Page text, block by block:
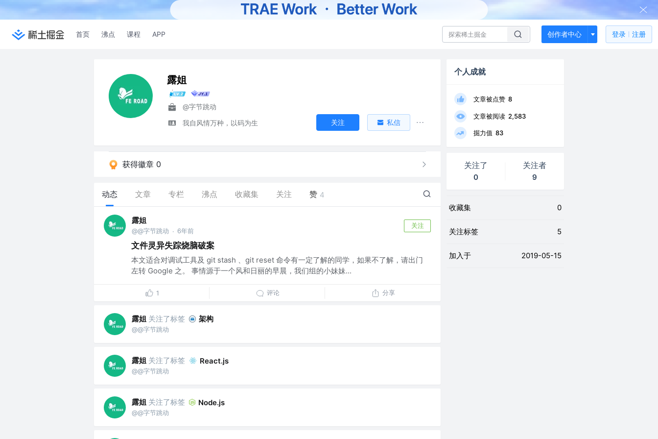
首页 沸点 课程 APP 创作者中心 登录 注册
露姐
@字节跳动
我自风情万种，以码为生
关注 私信
获得徽章 0
动态 文章 专栏 沸点 收藏集 关注 赞 4
露姐
@@字节跳动 · 6年前
关注
文件灵异失踪烧脑破案
本文适合对调试工具及 git stash 、git reset 命令有一定了解的同学，如果不了解，请出门
左转 Google 之。 事情源于一个风和日丽的早晨，我们组的小妹妹...
1 评论 分享
露姐 关注了标签 架构
@@字节跳动
露姐 关注了标签 React.js
@@字节跳动
露姐 关注了标签 Node.js
@@字节跳动
个人成就
文章被点赞 8
文章被阅读 2,583
掘力值 83
关注了
0
关注者
9
收藏集 0
关注标签 5
加入于 2019-05-15